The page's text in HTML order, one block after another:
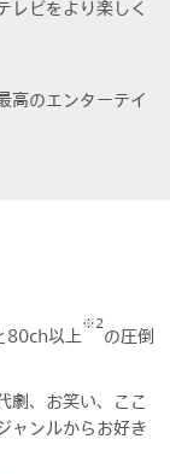
レビをより楽しく
高のエンターテイ
80ch以上
※2
の圧倒
劇、お笑い、ここ
ャンルからお好き